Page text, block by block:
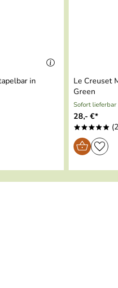
in
Le Creuset
Green
Sofort lieferbar
28,- €*
*****